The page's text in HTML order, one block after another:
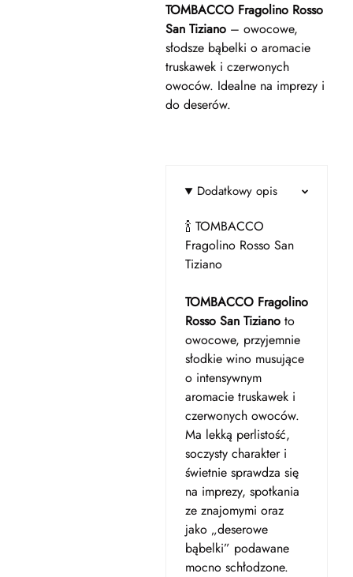
TOMBACCO Fragolino Rosso
San Tiziano– owocowe,
słodsze bąbelki o aromacie
truskawek i czerwonych
owoców. Idealne na imprezy i
do deserów.
Dodatkowy opis
🍾 TOMBACCO
Fragolino Rosso San
Tiziano
TOMBACCO Fragolino
Rosso San Tizianoto
owocowe, przyjemnie
słodkie wino musujące
o intensywnym
aromacie truskawek i
czerwonych owoców.
Ma lekką perlistość,
soczysty charakter i
świetnie sprawdza się
na imprezy, spotkania
ze znajomymi oraz
jako „deserowe
bąbelki” podawane
mocno schłodzone.